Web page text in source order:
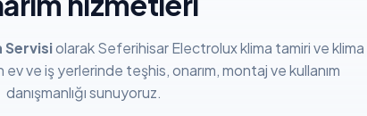
Servisiolarak Seferihisar Electrolux klima tamiri ve klima
ev ve iş yerlerinde teşhis, onarım, montaj ve kullanım
danışmanlığı sunuyoruz.